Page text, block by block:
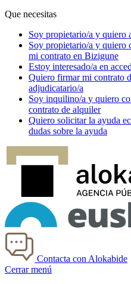
Que necesitas
Soy propietario/a y quiero
Soy propietario/a y quiero
mi contrato en Bizigune
Estoy interesado/a en
Quiero firmar mi contrato
adjudicatario/a
Soy inquilino/a y quiero
contrato de alquiler
Quiero solicitar la ayuda
dudas sobre la ayuda
Contacta con Alokabide
Cerrar menú